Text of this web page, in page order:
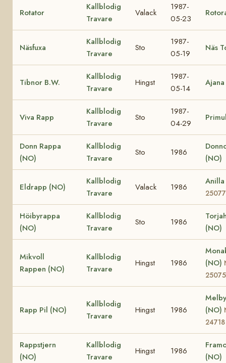
Rotator
Kallblodig
Travare
Valack
1987-
05-23
Näsfuxa
Kallblodig
Travare
Sto
1987-
05-19
Näs
Tibnor B.W.
Kallblodig
Travare
Hingst
1987-
05-14
Ajana
Viva Rapp
Kallblodig
Travare
Sto
1987-
04-29
Donn Rappa
(NO)
Kallblodig
Travare
Sto 1986
(NO)
Eldrapp (NO)
Kallblodig
Travare
Valack 1986
25077
Höibyrappa
(NO)
Kallblodig
Travare
Sto 1986
(NO)
Mikvoll
Rappen (NO)
Kallblodig
Travare
Hingst 1986
(NO)
25075
Rapp Pil (NO)
Kallblodig
Travare
Hingst 1986
(NO)
24718
Rappstjern
(NO)
Kallblodig
Travare
Hingst 1986
(NO)